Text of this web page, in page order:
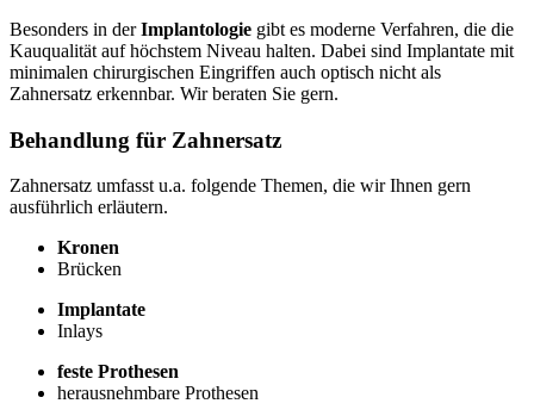
Besonders in derImplantologie gibt es moderne Verfahren, die die
Kauqualität auf höchstem Niveau halten. Dabei sind Implantate mit
minimalen chirurgischen Eingriffen auch optisch nicht als
Zahnersatz erkennbar. Wir beraten Sie gern.
Behandlung für Zahnersatz
Zahnersatz umfasst u.a. folgende Themen, die wir Ihnen gern
ausführlich erläutern.
Kronen
Brücken
Implantate
Inlays
feste Prothesen
herausnehmbare Prothesen